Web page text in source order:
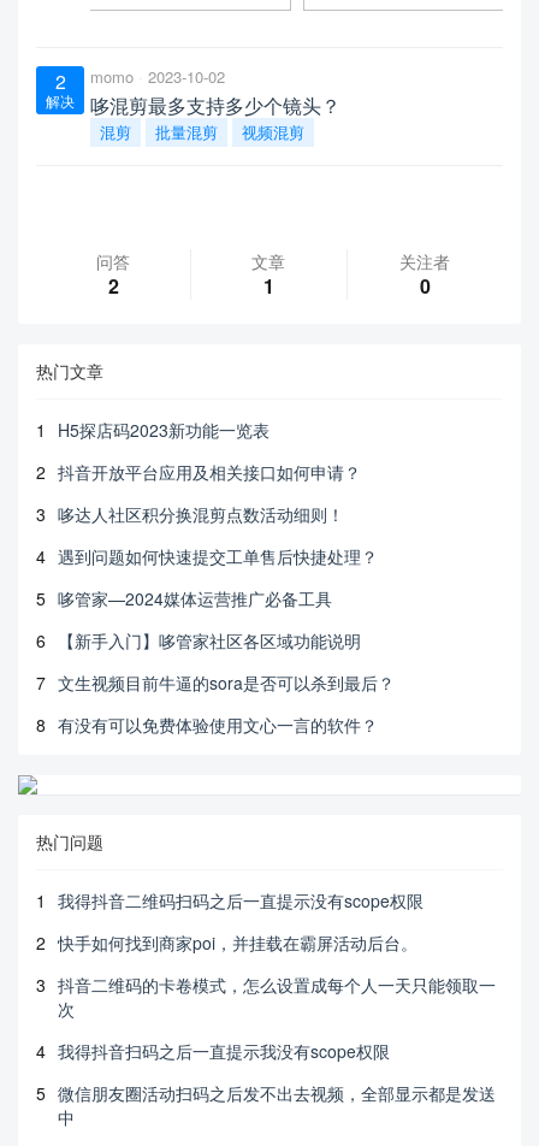
2
解决
momo 2023-10-02
哆混剪最多支持多少个镜头？
混剪 批量混剪 视频混剪
问答
2
文章
1
关注者
0
热门文章
1
H5探店码2023新功能一览表
2 抖音开放平台应用及相关接口如何申请？
3 哆达人社区积分换混剪点数活动细则！
4 遇到问题如何快速提交工单售后快捷处理？
5 哆管家—2024媒体运营推广必备工具
6
【新手入门】哆管家社区各区域功能说明
7 文生视频目前牛逼的sora是否可以杀到最后？
8 有没有可以免费体验使用文心一言的软件？
热门问题
1
我得抖音二维码扫码之后一直提示没有scope权限
2 快手如何找到商家poi，并挂载在霸屏活动后台。
3 抖音二维码的卡卷模式，怎么设置成每个人一天只能领取一
次
4 我得抖音扫码之后一直提示我没有scope权限
5 微信朋友圈活动扫码之后发不出去视频，全部显示都是发送
中